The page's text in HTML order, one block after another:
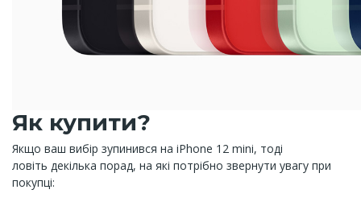
Як купити?
Якщо ваш вибір зупинився на iPhone 12 mini, тоді
ловіть декілька порад, на які потрібно звернути увагу при
покупці: